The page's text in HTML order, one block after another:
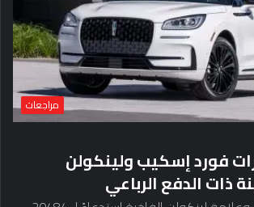
مراجعات
فورد إسكيب ولينكولن
ذات الدفع الرباعي